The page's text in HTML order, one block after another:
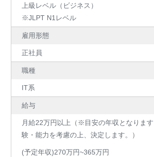
上級レベル（ビジネス）
※JLPT N1レベル
雇用形態
正社員
職種
IT系
給与
月給22万円以上（※目安の年収となりま
験・能力を考慮の上、決定します。）
(予定年収)270万円~365万円